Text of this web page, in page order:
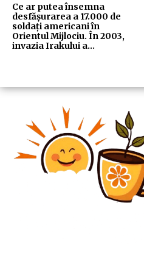
Ce ar putea însemna
desfășurarea a 17.000 de
soldați americani în
Orientul Mijlociu. În 2003,
invazia Irakului a…